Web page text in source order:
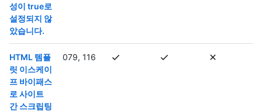
성이 true로
설정되지 않
았습니다.
HTML 템플
릿 이스케이
프 바이패스
로 사이트
간 스크립팅
079, 116